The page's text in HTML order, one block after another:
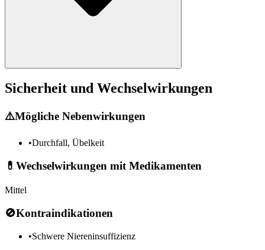
Sicherheit und Wechselwirkungen
⚠️Mögliche Nebenwirkungen
•Durchfall, Übelkeit
💊 Wechselwirkungen mit Medikamenten
Mittel
🚫Kontraindikationen
•Schwere Niereninsuffizienz